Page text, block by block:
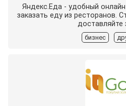
Яндекс.Еда - удобный
заказать еду из ресторанов.
доставляйте
бизнес